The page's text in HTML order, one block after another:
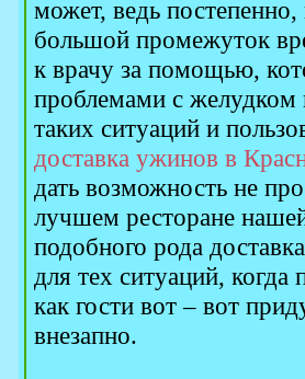
может, ведь постепенно,
большой промежуток
к врачу за помощью,
проблемами с желудком
таких ситуаций и
доставка ужинов в
дать возможность не
лучшем ресторане
подобного рода
для тех ситуаций, когда
как гости вот – вот
внезапно.